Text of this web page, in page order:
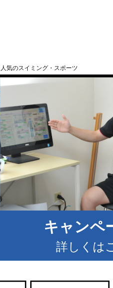
気のスイミング・スポーツ
キャンペ
詳しくは